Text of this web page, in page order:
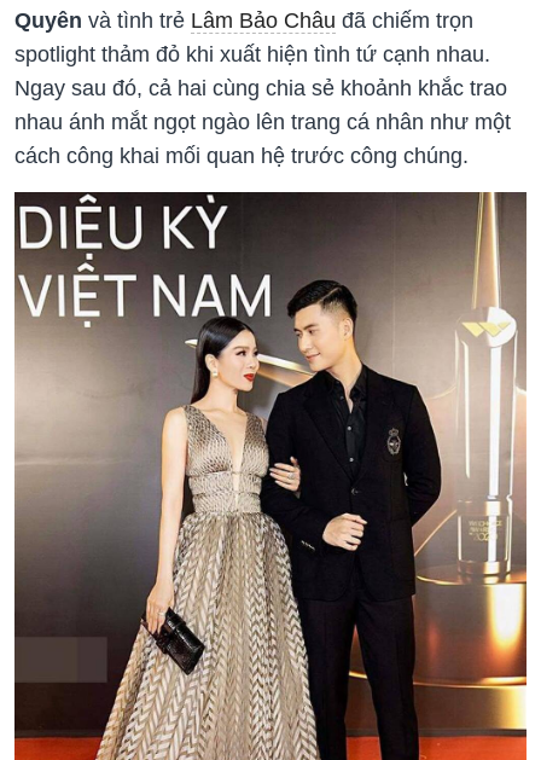
Quyên và tình trẻ Lâm Bảo Châu đã chiếm trọn
spotlight thảm đỏ khi xuất hiện tình tứ cạnh nhau.
Ngay sau đó, cả hai cùng chia sẻ khoảnh khắc trao
nhau ánh mắt ngọt ngào lên trang cá nhân như một
cách công khai mối quan hệ trước công chúng.